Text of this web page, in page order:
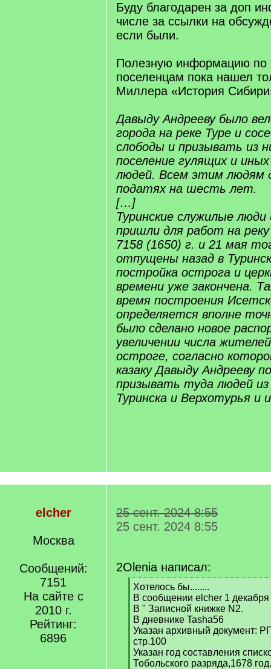
Буду благодарен за доп
числе за ссылки на
если были.
Полезную информацию по
поселенцам пока нашел
Миллера «История
Давыду Андрееву было
города на реке Туре и
слободы и призывать из
поселение гулящих и
людей. Всем этим людям
податях на шесть лет.
[…]
Туринские служилые люди
пришли для работ на
7158 (1650) г. и 21 мая
отпущены назад в
постройка острога и
времени уже закончена.
время построения
определяется вполне
было сделано новое
увеличении числа
остроге, согласно
казаку Давыду Андрееву
призывать туда людей
Туринска и Верхотурья и
elcher
Москва
Сообщений:
7151
На сайте с
2010 г.
Рейтинг:
6896
25 сент. 2024 8:55
25 сент. 2024 8:55
2Olenia написал:
[
q
]
Хотелось бы........
В сообщении elcher 1 декабря
В " Записной книжке N2.
В дневнике Tasha56
Указан архивный документ:
стр.100
Указан год составления
Тобольского разряда,1678 год.